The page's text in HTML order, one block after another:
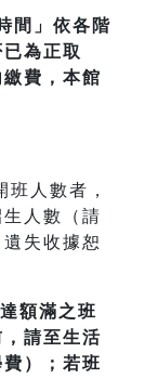
間」依各階
為正取
費，本館
班人數者，
人數（請
失收據恕
額滿之班
，請至生活
）；若班